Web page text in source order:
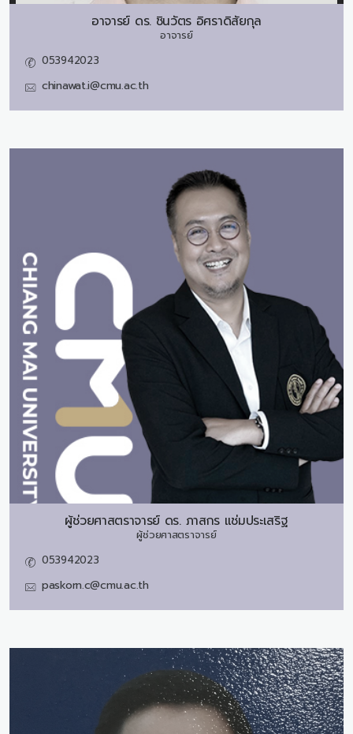
อาจารย์ ดร. ชินวัตร อิศราดิสัยกุล
อาจารย์
053942023
chinawat.i@cmu.ac.th
ผู้ช่วยศาสตราจารย์ ดร. ภาสกร แช่มประเสริฐ
ผู้ช่วยศาสตราจารย์
053942023
paskorn.c@cmu.ac.th